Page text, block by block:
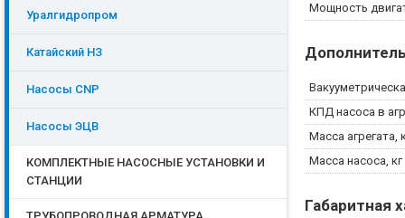
Мощность
КПД насоса в
Масса агрегата,
Масса насоса, кг
Габаритная
Уралгидропром
Катайский НЗ
Насосы CNP
Насосы ЭЦB
КОМПЛЕКТНЫЕ НАСОСНЫЕ УСТАНОВКИ И
СТАНЦИИ